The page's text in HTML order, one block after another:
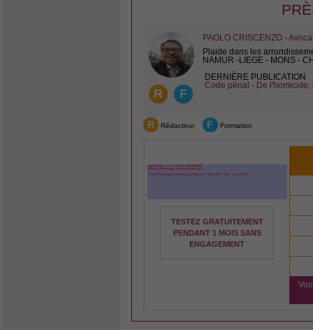
R F
PAOLO CRISCENZO -
Plaide dans les
NAMUR -LIEGE - MONS -
DERNIÈRE PUBLICATION
Code pénal - De
R Rédacteur F Formation
TESTEZ GRATUITEMENT
PENDANT 1 MOIS SANS
ENGAGEMENT